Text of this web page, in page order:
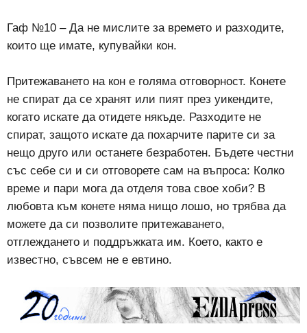
Гаф №10 – Да не мислите за времето и разходите,
които ще имате, купувайки кон.
Притежаването на кон е голяма отговорност. Конете
не спират да се хранят или пият през уикендите,
когато искате да отидете някъде. Разходите не
спират, защото искате да похарчите парите си за
нещо друго или останете безработен. Бъдете честни
със себе си и си отговорете сам на въпроса: Колко
време и пари мога да отделя това свое хоби? В
любовта към конете няма нищо лошо, но трябва да
можете да си позволите притежаването,
отглеждането и поддръжката им. Което, както е
известно, съвсем не е евтино.